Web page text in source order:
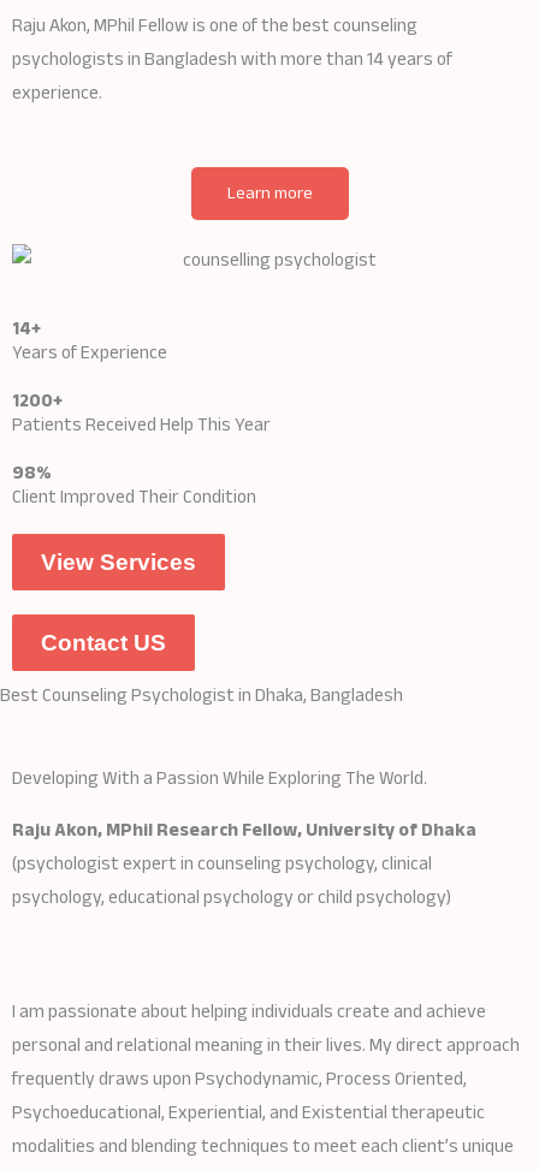
Raju Akon, MPhil Fellow is one of the best counseling
psychologists in Bangladesh with more than 14 years of
experience.
Learn more
14+
Years of Experience
1200+
Patients Received Help This Year
98%
Client Improved Their Condition
View Services
Contact US
Best Counseling Psychologist in Dhaka, Bangladesh
Developing With a Passion While Exploring The World.
Raju Akon, MPhil Research Fellow, University of Dhaka
(psychologist expert in counseling psychology, clinical
psychology, educational psychology or child psychology)
I am passionate about helping individuals create and achieve
personal and relational meaning in their lives. My direct approach
frequently draws upon Psychodynamic, Process Oriented,
Psychoeducational, Experiential, and Existential therapeutic
modalities and blending techniques to meet each client’s unique